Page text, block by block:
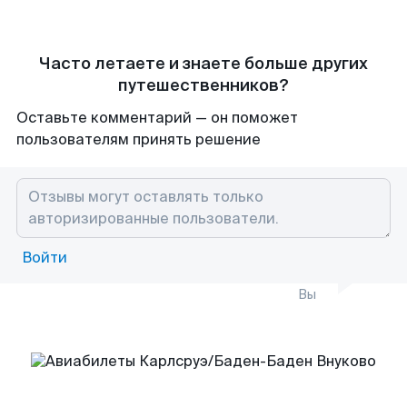
Часто летаете и знаете больше других
путешественников?
Оставьте комментарий — он поможет
пользователям принять решение
Войти
Вы